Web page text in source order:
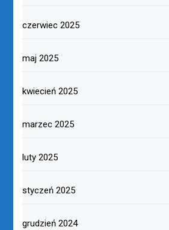
czerwiec 2025
maj 2025
kwiecień 2025
marzec 2025
luty 2025
styczeń 2025
grudzień 2024